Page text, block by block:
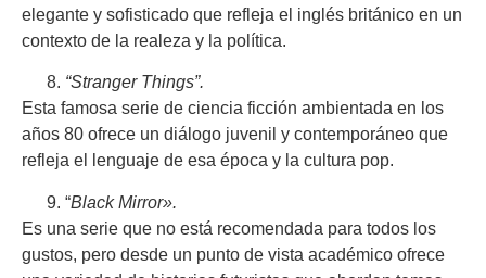
elegante y sofisticado que refleja el inglés británico en un
contexto de la realeza y la política.
“Stranger Things”.
Esta famosa serie de ciencia ficción ambientada en los
años 80 ofrece un diálogo juvenil y contemporáneo que
refleja el lenguaje de esa época y la cultura pop.
“Black Mirror».
Es una serie que no está recomendada para todos los
gustos, pero desde un punto de vista académico ofrece